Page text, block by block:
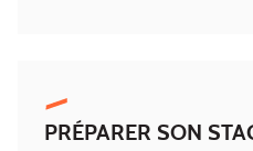
PRÉPARER SON